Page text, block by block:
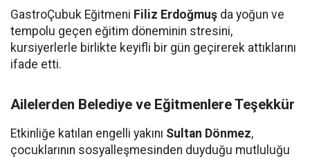
GastroÇubuk Eğitmeni Filiz Erdoğmuş da yoğun ve
tempolu geçen eğitim döneminin stresini,
kursiyerlerle birlikte keyifli bir gün geçirerek attıklarını
ifade etti.
Ailelerden Belediye ve Eğitmenlere Teşekkür
Etkinliğe katılan engelli yakını Sultan Dönmez,
çocuklarının sosyalleşmesinden duyduğu mutluluğu